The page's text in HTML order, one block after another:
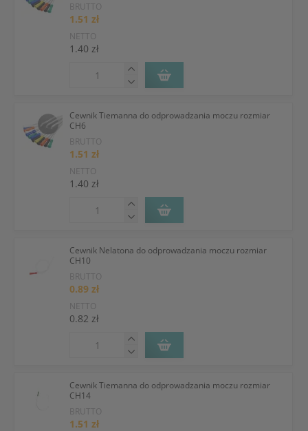
BRUTTO
1.51 zł
NETTO
1.40 zł
Cewnik Tiemanna do odprowadzania moczu rozmiar
CH6
BRUTTO
1.51 zł
NETTO
1.40 zł
Cewnik Nelatona do odprowadzania moczu rozmiar
CH10
BRUTTO
0.89 zł
NETTO
0.82 zł
Cewnik Tiemanna do odprowadzania moczu rozmiar
CH14
BRUTTO
1.51 zł